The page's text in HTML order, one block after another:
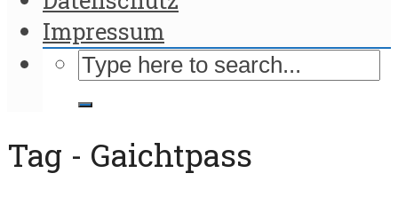
Impressum
Tag - Gaichtpass